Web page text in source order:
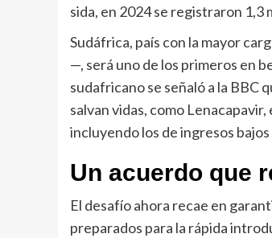
sida, en 2024 se registraron 1,3
Sudáfrica, país con la mayor
—, será uno de los primeros en
sudafricano se señaló a la BBC
salvan vidas, como
incluyendo los de ingresos
Un acuerdo que
El desafío ahora recae en
preparados para la rápida